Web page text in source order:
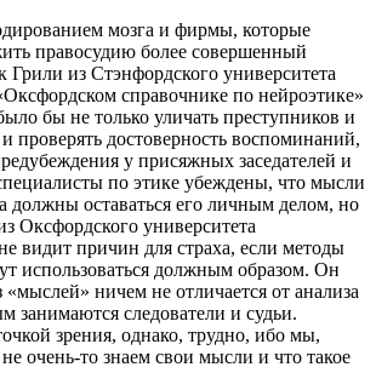
мозга и фирмы, которые
правосудию более совершенный
Грили из Стэнфордского университета
справочнике по нейроэтике»
бы не только уличать преступников и
проверять достоверность воспоминаний,
у присяжных заседателей и
по этике убеждены, что мысли
должны оставаться его личным делом, но
Оксфордского университета
видит причин для страха, если методы
использоваться должным образом. Он
«мыслей» ничем не отличается от анализа
занимаются следователи и судьи.
зрения, однако, трудно, ибо мы,
очень-то знаем свои мысли и что такое